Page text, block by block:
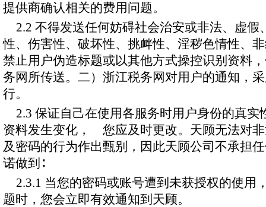
提供商确认相关的费用问题。
2.2 不得发送任何妨碍社会治安或非法、虚
性、伤害性、破坏性、挑衅性、淫秽色情性、
禁止用户伪造标题或以其他方式操控识别资料
务网所传送。二）浙江税务网对用户的通知，
行。
2.3 保证自己在使用各服务时用户身份的真
资料发生变化， 您应及时更改。天顾无法对
及密码的行为作出甄别，因此天顾公司不承担
诺做到∶
2.3.1 当您的密码或账号遭到未获授权的使用
题时，您会立即有效通知到天顾。